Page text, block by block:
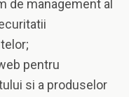
management al
pentru
si a produselor